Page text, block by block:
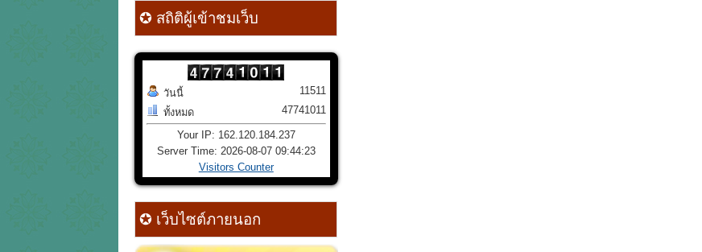
✪ สถิติผู้เข้าชมเว็บ
วันนี้
ทั้งหมด
11511
47741011
Your IP: 162.120.184.237
Server Time: 2026-08-07 09:44:23
Visitors Counter
✪ เว็บไซต์ภายนอก